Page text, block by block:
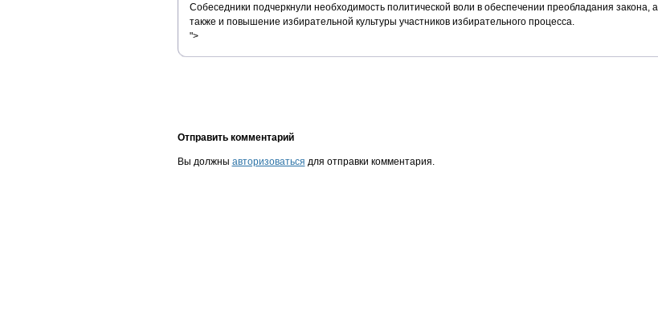
Собеседники подчеркнули необходимость политической воли в обеспечении преобладания закона, а
также и повышение избирательной культуры участников избирательного процесса.
">
Отправить комментарий
Вы должны авторизоваться для отправки комментария.